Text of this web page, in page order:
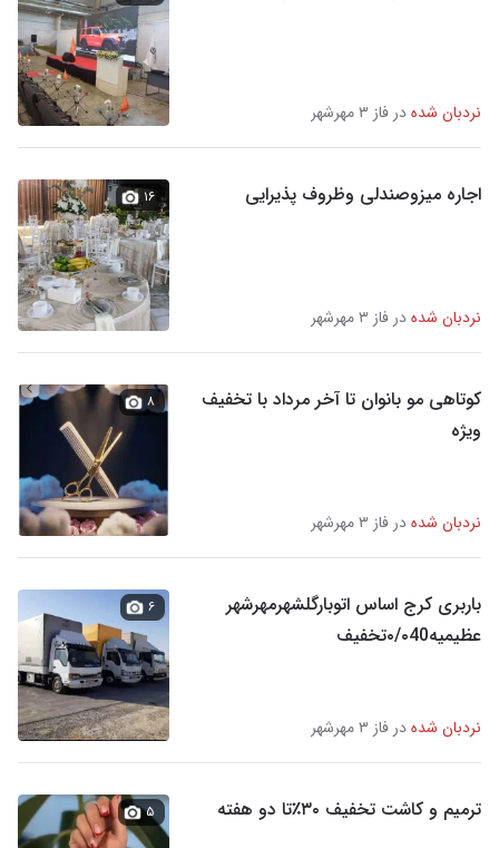
نردبان شدهدر فاز ۳ مهرشهر
اجاره میزوصندلی وظروف پذیرایی
نردبان شدهدر فاز ۳ مهرشهر
۱۶
کوتاهی مو بانوان تا آخر مرداد با تخفیف
ویژه
نردبان شدهدر فاز ۳ مهرشهر
۸
باربری کرج اساس اتوبارگلشهرمهرشهر
عظیمیه۰/۰40تخفیف
نردبان شدهدر فاز ۳ مهرشهر
۶
ترمیم و کاشت تخفیف ۳۰٪تا دو هفته ۵